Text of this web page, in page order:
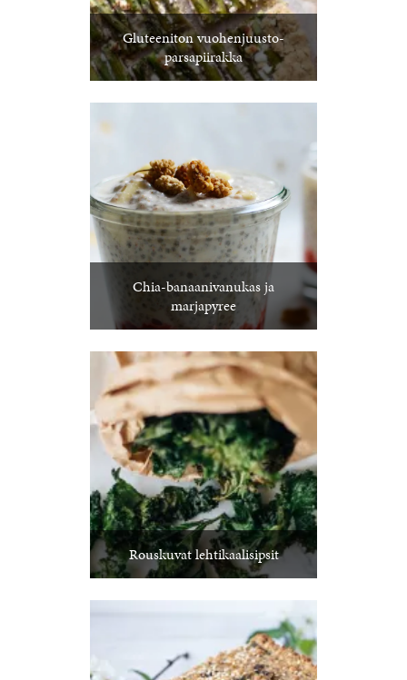
Gluteeniton vuohenjuusto-
parsapiirakka
Chia-banaanivanukas ja
marjapyree
Rouskuvat lehtikaalisipsit